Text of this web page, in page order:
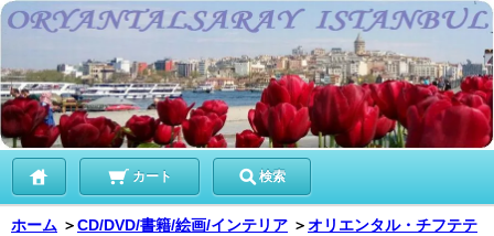
カート 検索
ホーム ＞CD/DVD/書籍/絵画/インテリア ＞オリエンタル・チフテテ